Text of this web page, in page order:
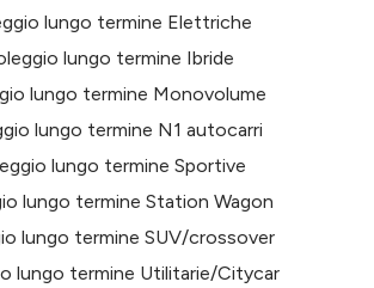
lungo termine Elettriche
lungo termine Ibride
lungo termine Monovolume
lungo termine N1 autocarri
lungo termine Sportive
lungo termine Station Wagon
lungo termine SUV/crossover
lungo termine Utilitarie/Citycar